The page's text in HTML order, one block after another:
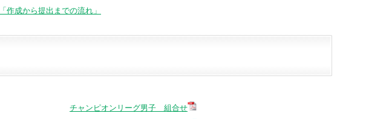
「作成から提出までの流れ」
チャンピオンリーグ男子 組合せ